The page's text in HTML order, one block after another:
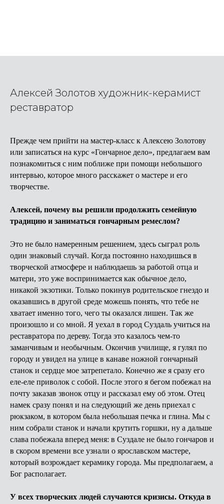
Алексей Золотов художник-керамист
реставратор
Прежде чем прийти на мастер-класс к Алексею Золотову
или записаться на курс «Гончарное дело», предлагаем вам
познакомиться с ним поближе при помощи небольшого
интервью, которое много расскажет о мастере и его
творчестве.
Алексей, почему вы решили продолжить семейную
традицию и заниматься гончарным ремеслом?
Это не было намеренным решением, здесь сыграл роль
один знаковый случай. Когда постоянно находишься в
творческой атмосфере и наблюдаешь за работой отца и
матери, это уже воспринимается как обычное дело,
никакой экзотики. Только покинув родительское гнездо и
оказавшись в другой среде можешь понять, что тебе не
хватает именно того, чего ты оказался лишен. Так же
произошло и со мной. Я уехал в город Суздаль учиться на
реставратора по дереву. Тогда это казалось чем-то
заманчивым и необычным. Окончив училище, я гулял по
городу и увидел на улице в канаве ножной гончарный
станок и сердце мое затрепетало. Конечно же я сразу его
еле-еле приволок с собой. После этого я бегом побежал на
почту заказав звонок отцу и рассказал ему об этом. Отец
намек сразу понял и на следующий же день приехал с
рюкзаком, в котором была небольшая печка и глина. Мы с
ним собрали станок и начали крутить горшки, ну а дальше
слава побежала вперед меня: в Суздале не было гончаров и
в скором времени все узнали о ярославском мастере,
который возрождает керамику города. Мы предполагаем, а
Бог располагает.
У всех творческих людей случаются кризисы. Откуда в